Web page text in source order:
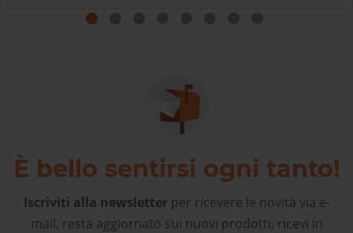
È bello sentirsi ogni tanto!
Iscriviti alla newsletterper ricevere le novità via e-
mail, resta aggiornato sui nuovi prodotti, ricevi in